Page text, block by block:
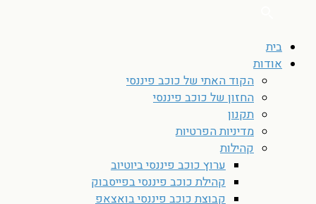
בית
אודות
הקוד האתי של כוכב פיננסי
החזון של כוכב פיננסי
תקנון
מדיניות הפרטיות
קהילות
ערוץ כוכב פיננסי ביוטיוב
קהילת כוכב פיננסי בפייסבוק
קבוצת כוכב פיננסי בואצאפ